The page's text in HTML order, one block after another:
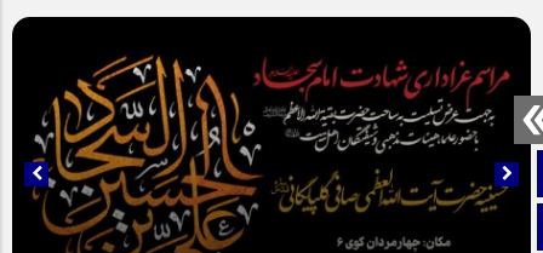
صفحه نخست